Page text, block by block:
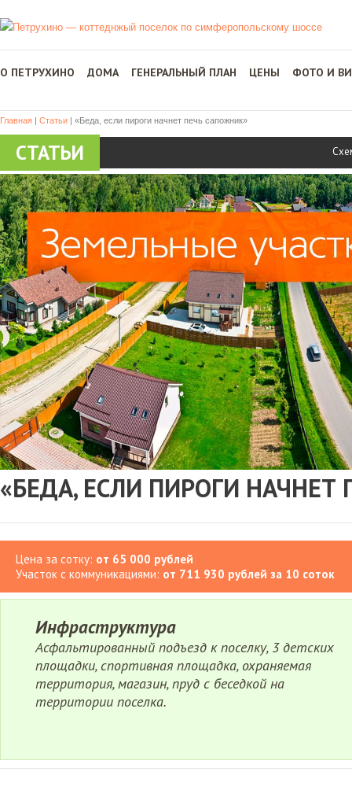
О ПЕТРУХИНО ДОМА ГЕНЕРАЛЬНЫЙ ПЛАН ЦЕНЫ ФОТО И
Главная | Статьи | «Беда, если пироги начнет печь сапожник»
СТАТЬИ
«БЕДА, ЕСЛИ ПИРОГИ
Цена за сотку: от 65 000 рублей
Участок с коммуникациями: от 711 930 рублей за 10 соток
Инфраструктура
Асфальтированный подъезд к поселку, 3 детских
площадки, спортивная площадка, охраняемая
территория, магазин, пруд с беседкой на
территории поселка.